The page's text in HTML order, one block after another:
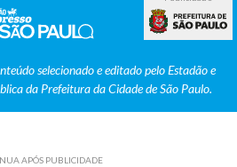
selecionado e editado pelo Estadão e
da Prefeitura da Cidade de São Paulo.
APÓS PUBLICIDADE